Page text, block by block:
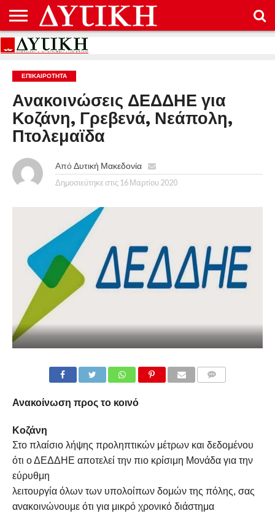
ΑΡΧΙΚΉ
ΕΠΙΚΟΙΝΩΝΊΑ
ΌΡΟΙ
ΠΡΟΣΤΑΣΊΑ
ΔΕΔΟΜΈΝΩΝ
ΕΠΙΚΑΙΡΟΤΗΤΑ
Ανακοινώσεις ΔΕΔΔΗΕ για
Κοζάνη, Γρεβενά, Νεάπολη,
Πτολεμαϊδα
Από Δυτική Μακεδονία
Δημοσιεύτηκε στις 16 Μαρτίου 2020
Ανακοίνωση προς το κοινό
Κοζάνη
Στο πλαίσιο λήψης προληπτικών μέτρων και δεδομένου
ότι ο ΔΕΔΔΗΕ αποτελεί την πιο κρίσιμη Μονάδα για την
εύρυθμη
λειτουργία όλων των υπολοίπων δομών της πόλης, σας
ανακοινώνουμε ότι για μικρό χρονικό διάστημα